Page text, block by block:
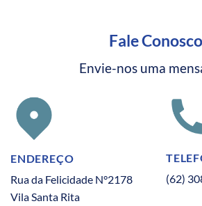
Fale Conosco
Envie-nos uma
ENDEREÇO
Rua da Felicidade N°2178
Vila Santa Rita
(62)